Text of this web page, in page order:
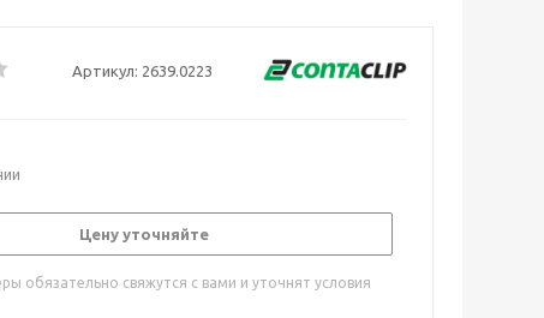
Артикул: 2639.0223
Цену уточняйте
обязательно свяжутся с вами и уточнят условия